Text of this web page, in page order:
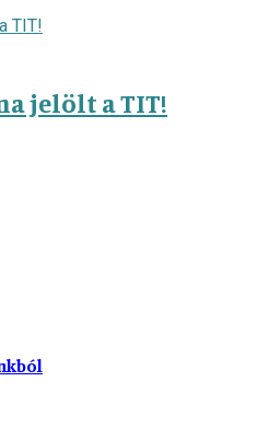
jelölt a TIT!